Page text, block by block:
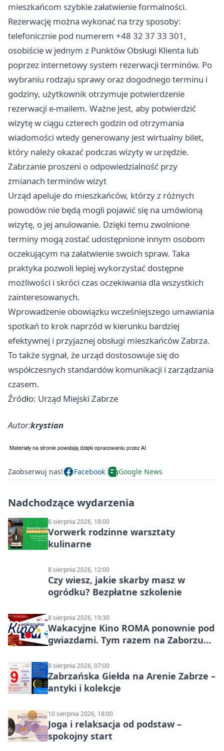
mieszkańcom szybkie załatwienie formalności.
Rezerwację można wykonać na trzy sposoby:
telefonicznie pod numerem +48 32 37 33 301,
osobiście w jednym z Punktów Obsługi Klienta lub
poprzez internetowy system rezerwacji terminów. Po
wybraniu rodzaju sprawy oraz dogodnego terminu i
godziny, użytkownik otrzymuje potwierdzenie
rezerwacji e-mailem. Ważne jest, aby potwierdzić
wizytę w ciągu czterech godzin od otrzymania
wiadomości wtedy generowany jest wirtualny bilet,
który należy okazać podczas wizyty w urzędzie.
Zabrzanie proszeni o odpowiedzialność przy
zmianach terminów wizyt
Urząd apeluje do mieszkańców, którzy z różnych
powodów nie będą mogli pojawić się na umówioną
wizytę, o jej anulowanie. Dzięki temu zwolnione
terminy mogą zostać udostępnione innym osobom
oczekującym na załatwienie swoich spraw. Taka
praktyka pozwoli lepiej wykorzystać dostępne
możliwości i skróci czas oczekiwania dla wszystkich
zainteresowanych.
Wprowadzenie obowiązku wcześniejszego umawiania
spotkań to krok naprzód w kierunku bardziej
efektywnej i przyjaznej obsługi mieszkańców Zabrza.
To także sygnał, że urząd dostosowuje się do
współczesnych standardów komunikacji i zarządzania
czasem.
Źródło: Urząd Miejski Zabrze
Autor:krystian
Zaobserwuj nas! Facebook Google News
Nadchodzące wydarzenia
6 sierpnia 2026, 18:00
Vorwerk rodzinne warsztaty
kulinarne
8 sierpnia 2026, 12:00
Czy wiesz, jakie skarby masz w
ogródku? Bezpłatne szkolenie
8 sierpnia 2026, 19:30
Wakacyjne Kino ROMA ponownie pod
gwiazdami. Tym razem na Zaborzu
9 sierpnia 2026, 07:00
Zabrzańska Giełda na Arenie Zabrze –
antyki i kolekcje
10 sierpnia 2026, 18:00
Joga i relaksacja od podstaw –
spokojny start